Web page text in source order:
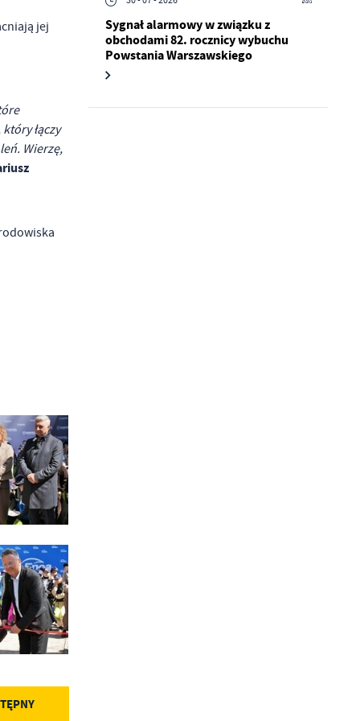
jej
łączy
Wierzę,
Sygnał alarmowy w związku z
obchodami 82. rocznicy wybuchu
Powstania Warszawskiego